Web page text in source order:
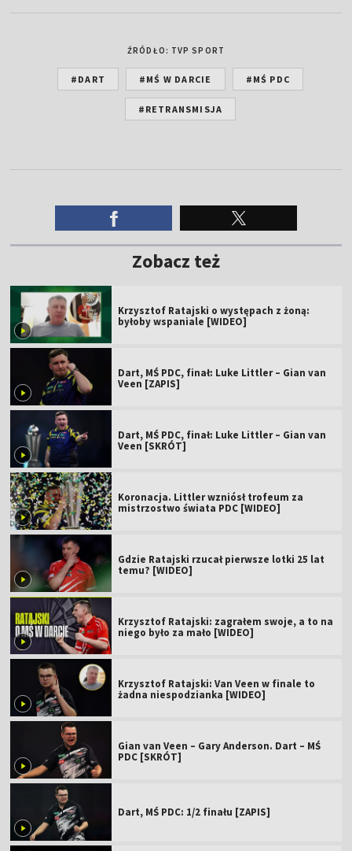
ŹRÓDŁO: TVP SPORT
#DART #MŚ W DARCIE #MŚ PDC
#RETRANSMISJA
Zobacz też
Krzysztof Ratajski o występach z żoną:
byłoby wspaniale [WIDEO]
Dart, MŚ PDC, finał: Luke Littler – Gian van
Veen [ZAPIS]
Dart, MŚ PDC, finał: Luke Littler – Gian van
Veen [SKRÓT]
Koronacja. Littler wzniósł trofeum za
mistrzostwo świata PDC [WIDEO]
Gdzie Ratajski rzucał pierwsze lotki 25 lat
temu? [WIDEO]
Krzysztof Ratajski: zagrałem swoje, a to na
niego było za mało [WIDEO]
Krzysztof Ratajski: Van Veen w finale to
żadna niespodzianka [WIDEO]
Gian van Veen – Gary Anderson. Dart – MŚ
PDC [SKRÓT]
Dart, MŚ PDC: 1/2 finału [ZAPIS]